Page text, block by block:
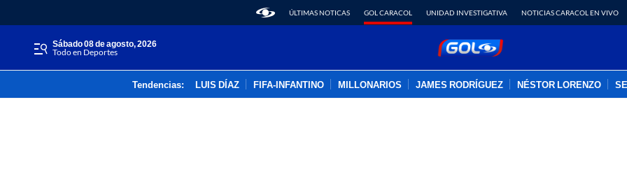
ÚLTIMAS NOTICAS GOL CARACOL UNIDAD INVESTIGATIVA NOTICIAS CARACOL EN VIVO
sábado 08 de agosto, 2026
Todo en Deportes
Tendencias: LUIS DÍAZ FIFA-INFANTINO MILLONARIOS JAMES RODRÍGUEZ NÉSTOR LORENZO